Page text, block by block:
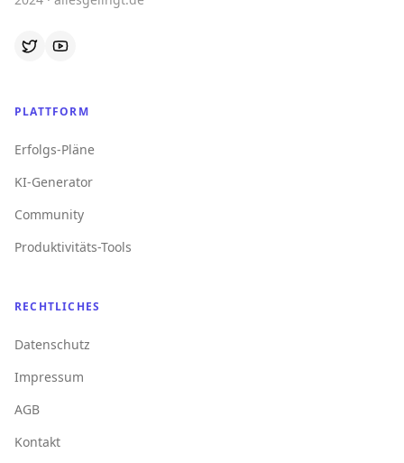
PLATTFORM
Erfolgs-Pläne
KI-Generator
Community
Produktivitäts-Tools
RECHTLICHES
Datenschutz
Impressum
AGB
Kontakt